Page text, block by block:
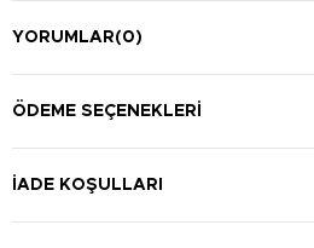
YORUMLAR(0)
ÖDEME SEÇENEKLERI
İADE KOŞULLARI